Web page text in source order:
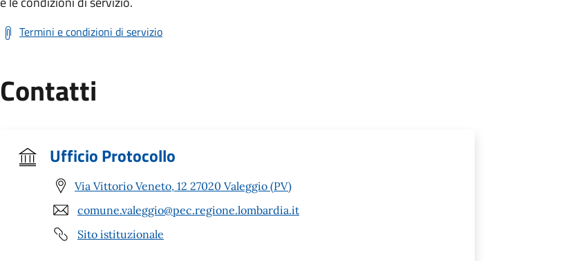
Termini e condizioni di servizio
Contatti
Ufficio Protocollo
Via Vittorio Veneto, 12 27020 Valeggio (PV)
comune.valeggio@pec.regione.lombardia.it
Sito istituzionale